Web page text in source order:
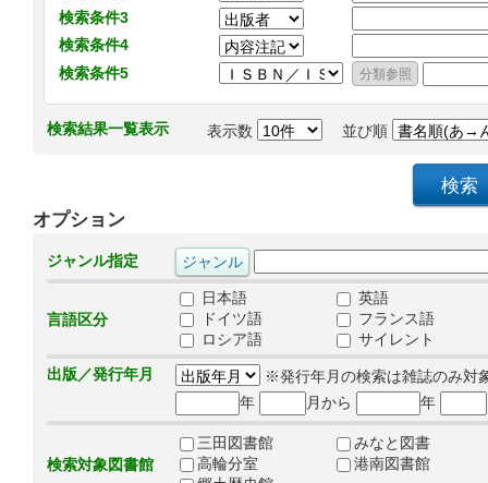
検索条件3
検索条件4
検索条件5
検索結果一覧表示 表示数 並び順
オプション
ジャンル指定
言語区分
日本語
英語
ドイツ語
フランス語
ロシア語
サイレント
出版／発行年月
※発行年月の検索は雑誌のみ対
年
月から 年
検索対象図書館
三田図書館
みなと図書
高輪分室
港南図書館